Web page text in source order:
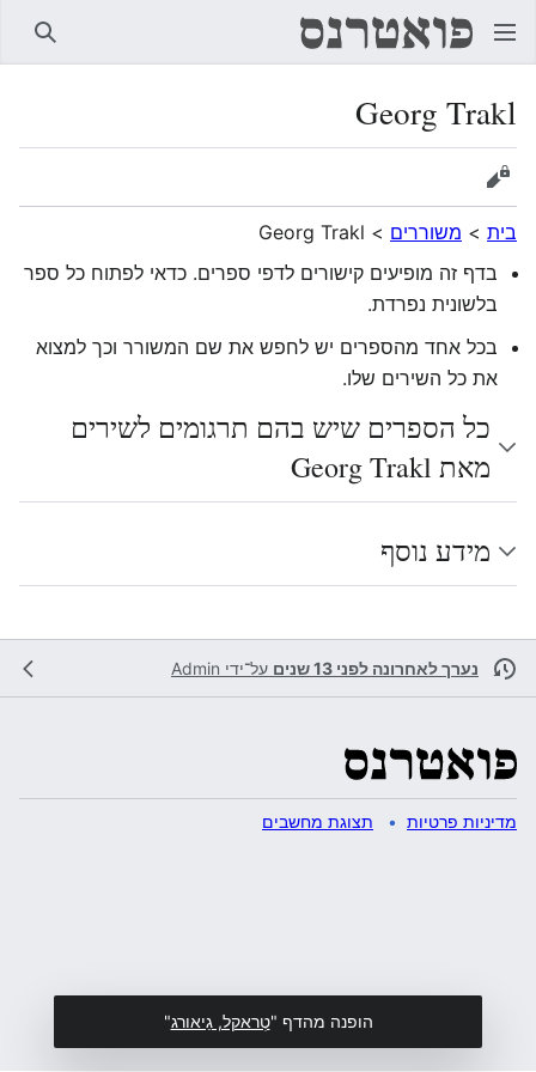
Georg Trakl
הצגת מקור
בית > משוררים >
Georg Trakl
בדף זה מופיעים קישורים לדפי ספרים. כדאי לפתוח כל ספר
בלשונית נפרדת.
בכל אחד מהספרים יש לחפש את שם המשורר וכך למצוא
את כל השירים שלו.
כל הספרים שיש בהם תרגומים לשירים
מאת Georg Trakl
מידע נוסף
נערך לאחרונה לפני 13 שנים על־ידי Admin
מדיניות פרטיות תצוגת מחשבים
הופנה מהדף "טְראקל, גֵיאורג"